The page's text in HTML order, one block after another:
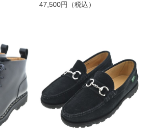
47,500円（税込）